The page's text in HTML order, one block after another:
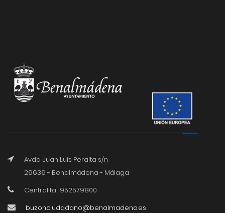
Avda. Juan Luis Peralta s/n
29639 - Benalmádena - Málaga
Centralita : 952579800
buzonciudadano@benalmadena.es